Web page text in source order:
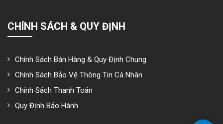
CHÍNH SÁCH & QUY ĐỊNH
Chính Sách Bán Hàng & Quy Định Chung
Chính Sách Bảo Vệ Thông Tin Cá Nhân
Chính Sách Thanh Toán
Quy Định Bảo Hành